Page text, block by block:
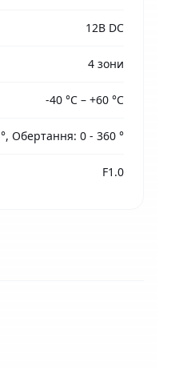
12В DC
4 зони
-40 °C – +60 °C
Обертання: 0 - 360 °
F1.0